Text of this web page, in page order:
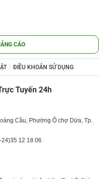
CÁO
ĐIỀU KHOẢN SỬ DỤNG
Tuyến 24h
Cầu, Phường Ô chợ Dừa, Tp.
24)35 12 18 06